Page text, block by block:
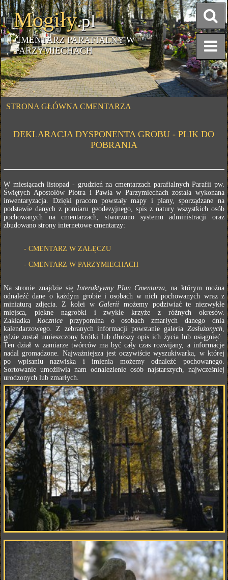
Mogiły.pl
CMENTARZ PARAFIALNY W
PARZYMIECHACH
STRONA GŁÓWNA CMENTARZA
DEKLARACJA DYSPONENTA GROBU - PLIK DO
POBRANIA
W miesiącach listopad - grudzień na cmentarzach parafialnych Parafii pw.
Świętych Apostołów Piotra i Pawła w Parzymiechach została wykonana
inwentaryzacja. Dzięki pracom powstały mapy i plany, sporządzane na
podstawie danych z pomiaru geodezyjnego, spis z natury wszystkich osób
pochowanych na cmentarzach, stworzono systemu administracji oraz
zbudowano strony internetowe cmentarzy:
-CMENTARZ W ZAŁĘCZU
-CMENTARZ W PARZYMIECHACH
Na stronie znajdzie się Interaktywny Plan Cmentarza, na którym można
odnaleźć dane o każdym grobie i osobach w nich pochowanych wraz z
miniaturą zdjęcia. Z kolei wGalerii możemy podziwiać te niezwykłe
miejsca, piękne nagrobki i zwykłe krzyże z różnych okresów.
ZakładkaRocznice przypomina o osobach zmarłych danego dnia
kalendarzowego. Z zebranych informacji powstanie galeria Zasłużonych,
gdzie został umieszczony krótki lub dłuższy opis ich życia lub osiągnięć.
Ten dział w zamiarze twórców ma być cały czas rozwijany, a informacje
nadal gromadzone. Najważniejsza jest oczywiście wyszukiwarka, w której
po wpisaniu nazwiska i imienia możemy odnaleźć pochowanego.
Sortowanie umożliwia nam odnalezienie osób najstarszych, najwcześniej
urodzonych lub zmarłych.